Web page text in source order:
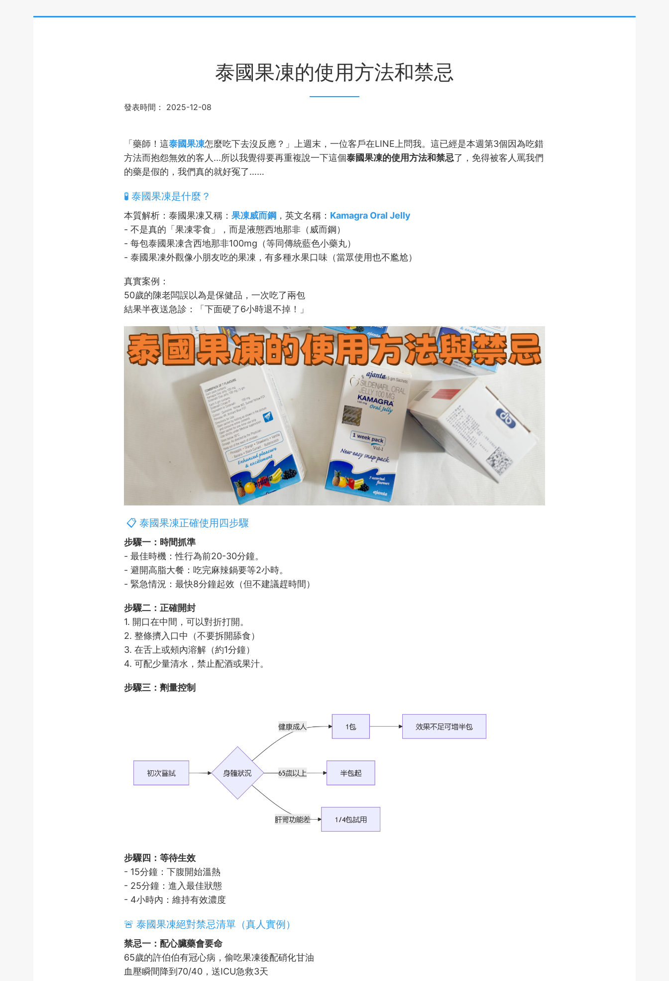
泰國果凍的使用方法和禁忌
發表時間： 2025-12-08
「藥師！這泰國果凍怎麼吃下去沒反應？」上週末，一位客戶在LINE上問我。這已經是本週第3個因為吃錯
方法而抱怨無效的客人...所以我覺得要再重複說一下這個泰國果凍的使用方法和禁忌了，免得被客人罵我們
的藥是假的，我們真的就好冤了……
🧪 泰國果凍是什麼？
本質解析：泰國果凍又稱： 果凍威而鋼 ，英文名稱： Kamagra Oral Jelly
- 不是真的「果凍零食」，而是液態西地那非（威而鋼）
- 每包泰國果凍含西地那非100mg（等同傳統藍色小藥丸）
- 泰國果凍外觀像小朋友吃的果凍，有多種水果口味（當眾使用也不尷尬）
真實案例：
50歲的陳老闆誤以為是保健品，一次吃了兩包
結果半夜送急診：「下面硬了6小時退不掉！」
📋 泰國果凍正確使用四步驟
步驟一：時間抓準
- 最佳時機：性行為前20-30分鐘。
- 避開高脂大餐：吃完麻辣鍋要等2小時。
- 緊急情況：最快8分鐘起效（但不建議趕時間）
步驟二：正確開封
1. 開口在中間，可以對折打開。
2. 整條擠入口中（不要拆開舔食）
3. 在舌上或頰內溶解（約1分鐘）
4. 可配少量清水，禁止配酒或果汁。
步驟三：劑量控制
步驟四：等待生效
- 15分鐘：下腹開始溫熱
- 25分鐘：進入最佳狀態
- 4小時內：維持有效濃度
🚨 泰國果凍絕對禁忌清單（真人實例）
禁忌一：配心臟藥會要命
65歲的許伯伯有冠心病，偷吃果凍後配硝化甘油
血壓瞬間降到70/40，送ICU急救3天